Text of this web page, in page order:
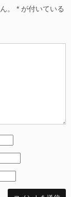
。 * が付いている